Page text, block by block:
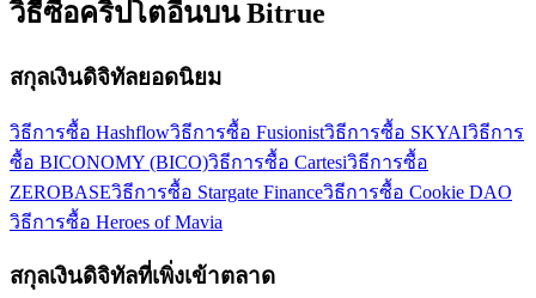
วิธีซื้อคริปโตอื่นบน Bitrue
สกุลเงินดิจิทัลยอดนิยม
วิธีการซื้อ Hashflowวิธีการซื้อ Fusionistวิธีการซื้อ SKYAIวิธีการ
ซื้อ BICONOMY (BICO)วิธีการซื้อ Cartesiวิธีการซื้อ
ZEROBASEวิธีการซื้อ Stargate Financeวิธีการซื้อ Cookie DAO
วิธีการซื้อ Heroes of Mavia
สกุลเงินดิจิทัลที่เพิ่งเข้าตลาด